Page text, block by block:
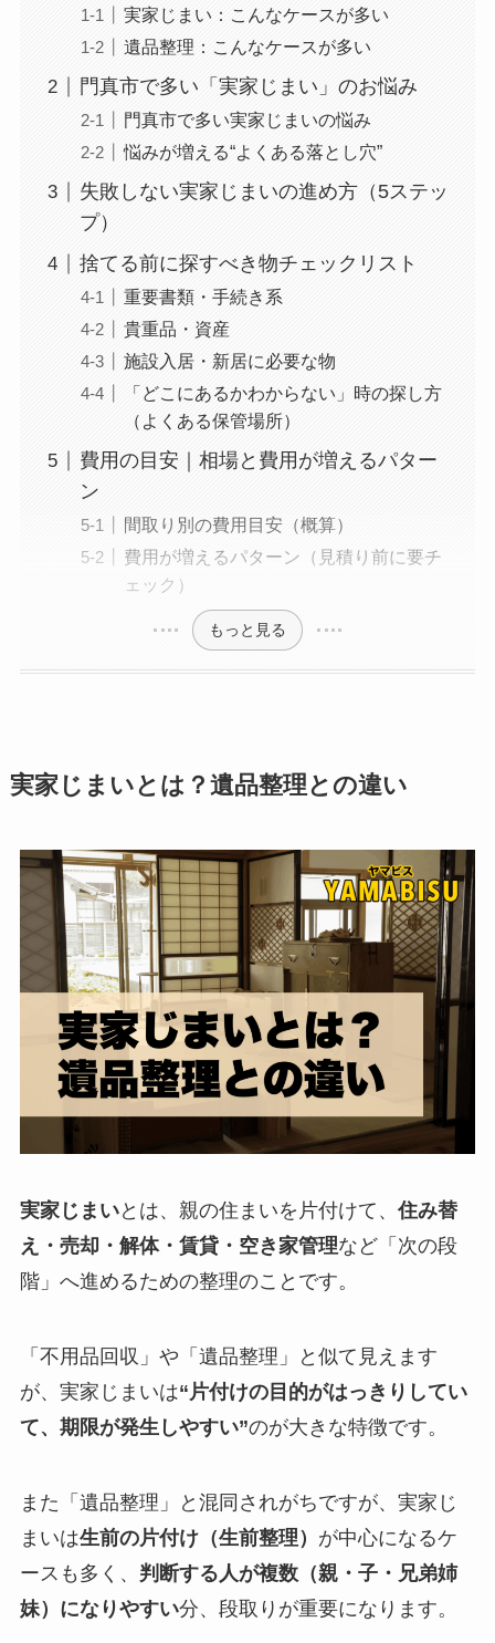
実家じまい：こんなケースが多い
遺品整理：こんなケースが多い
門真市で多い「実家じまい」のお悩み
門真市で多い実家じまいの悩み
悩みが増える“よくある落とし穴”
失敗しない実家じまいの進め方（5ステッ
プ）
捨てる前に探すべき物チェックリスト
重要書類・手続き系
貴重品・資産
施設入居・新居に必要な物
「どこにあるかわからない」時の探し方
（よくある保管場所）
費用の目安｜相場と費用が増えるパター
ン
間取り別の費用目安（概算）
費用が増えるパターン（見積り前に要チ
ェック）
もっと見る
実家じまいとは？遺品整理との違い
実家じまいとは、親の住まいを片付けて、 住み替
え・売却・解体・賃貸・空き家管理など「次の段
階」へ進めるための整理のことです。
「不用品回収」や「遺品整理」と似て見えます
が、実家じまいは“片付けの目的がはっきりしてい
て、期限が発生しやすい”のが大きな特徴です。
また「遺品整理」と混同されがちですが、実家じ
まいは生前の片付け（生前整理） が中心になるケ
ースも多く、 判断する人が複数（親・子・兄弟姉
妹）になりやすい分、段取りが重要になります。